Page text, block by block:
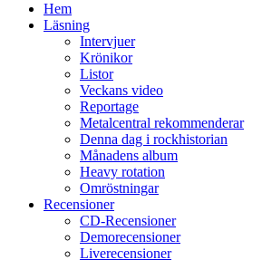
Hem
Läsning
Intervjuer
Krönikor
Listor
Veckans video
Reportage
Metalcentral rekommenderar
Denna dag i rockhistorian
Månadens album
Heavy rotation
Omröstningar
Recensioner
CD-Recensioner
Demorecensioner
Liverecensioner